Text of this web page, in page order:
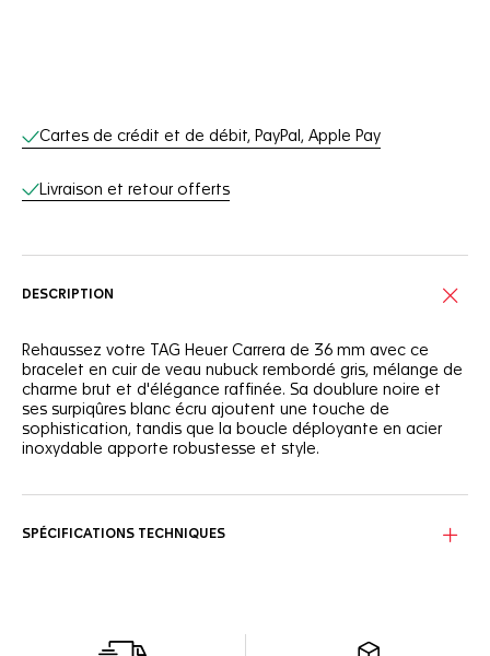
Services en ligne
Cartes de crédit et de débit, PayPal, Apple Pay
Livraison et retour offerts
DESCRIPTION
Rehaussez votre TAG Heuer Carrera de 36 mm avec ce
bracelet en cuir de veau nubuck rembordé gris, mélange de
charme brut et d'élégance raffinée. Sa doublure noire et
ses surpiqûres blanc écru ajoutent une touche de
sophistication, tandis que la boucle déployante en acier
inoxydable apporte robustesse et style.
SPÉCIFICATIONS TECHNIQUES